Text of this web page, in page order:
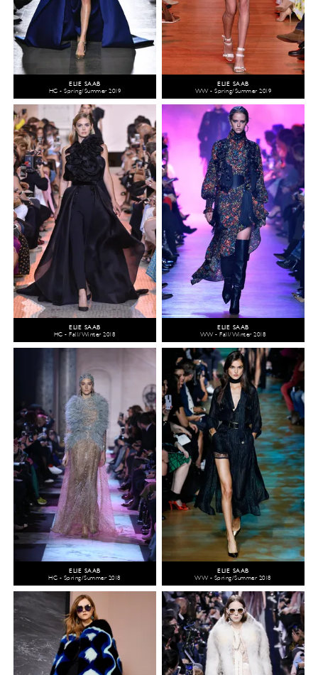
ELIE SAAB
HC - Spring/Summer 2019
ELIE SAAB
WW - Spring/Summer 2019
ELIE SAAB
HC - Fall/Winter 2018
ELIE SAAB
WW - Fall/Winter 2018
ELIE SAAB
HC - Spring/Summer 2018
ELIE SAAB
WW - Spring/Summer 2018